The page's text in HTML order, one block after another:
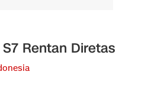
Rentan Diretas